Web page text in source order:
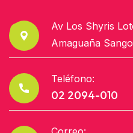
Av Los Shyris
Amaguaña
Teléfono:
02 2094-010